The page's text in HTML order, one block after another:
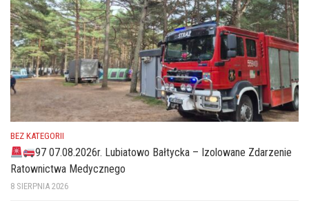
BEZ KATEGORII
97 07.08.2026r. Lubiatowo Bałtycka – Izolowane Zdarzenie
Ratownictwa Medycznego
8 SIERPNIA 2026